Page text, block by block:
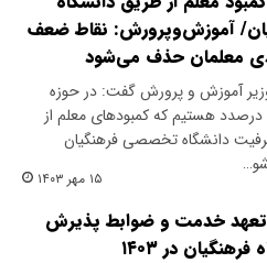
آموزش‌وپرورش: نقاط ضعف
معلمان حذف می‌شود
آموزش و پرورش گفت: در حوزه
هستیم که کمبودهای معلم از
دانشگاه تخصصی فرهنگیان
۱۵ مهر ۱۴۰۳
تعهد خدمت و ضوابط پذیرش
در ۱۴۰۳